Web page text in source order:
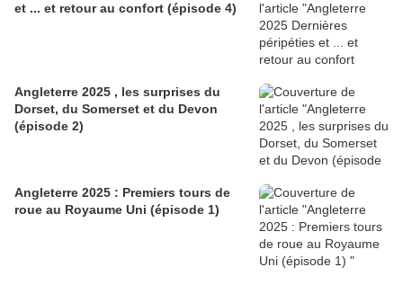
et ... et retour au confort (épisode 4)
Angleterre 2025 , les surprises du
Dorset, du Somerset et du Devon
(épisode 2)
Angleterre 2025 : Premiers tours de
roue au Royaume Uni (épisode 1)